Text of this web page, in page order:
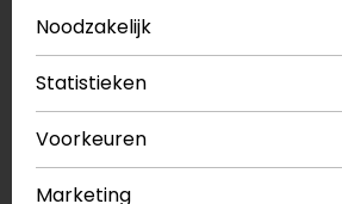
Hogere mediale gedeelte
patch met
grip
CE EN13634
Meer informatie nodig?
Heb je meer informatie nodig
Noodzakelijk
Statistieken
Voorkeuren
Marketing